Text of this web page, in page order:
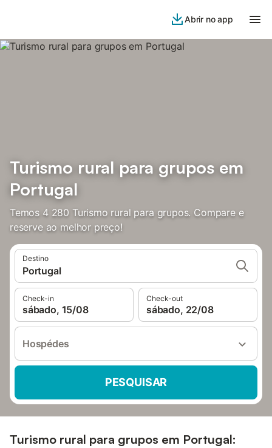
Abrir no app
Turismo rural para grupos em
Portugal
Temos 4 280 Turismo rural para grupos. Compare e
reserve ao melhor preço!
Destino
Portugal
Check-in
sábado, 15/08
Check-out
sábado, 22/08
Hospédes
PESQUISAR
Turismo rural para grupos em Portugal: